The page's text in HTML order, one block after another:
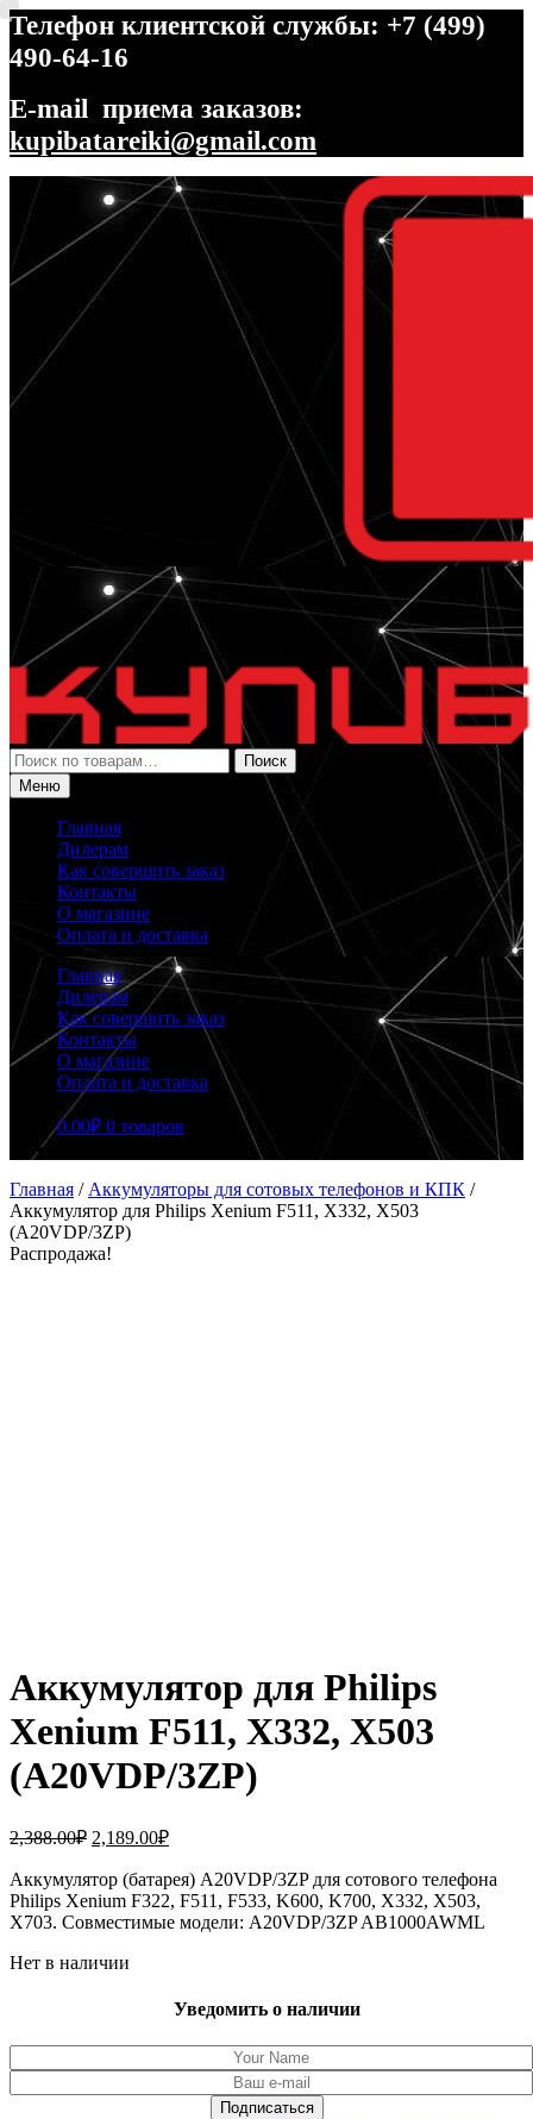
Телефон клиентской службы: +7 (499)
490-64-16
E-mail приема заказов:
kupibatareiki@gmail.com
Перейти
навигации
Перейти
содержимому
Искать:
Поиск
Меню
Главная
Дилерам
Как совершить заказ
Контакты
О магазине
Оплата и доставка
Главная
Дилерам
Как совершить заказ
Контакты
О магазине
Оплата и доставка
0.00₽ 0 товаров
Главная / Аккумуляторы для сотовых телефонов и КПК /
Аккумулятор для Philips Xenium F511, X332, X503
(A20VDP/3ZP)
Распродажа!
Аккумулятор для Philips
Xenium F511, X332, X503
(A20VDP/3ZP)
2,388.00₽ Первоначальная
составляла
2,388.00₽.
2,189.00₽Текущая
2,189.00₽.
Аккумулятор (батарея) A20VDP/3ZP для сотового телефона
Philips Xenium F322, F511, F533, K600, K700, X332, X503,
X703. Совместимые модели: A20VDP/3ZP AB1000AWML
Нет в наличии
Уведомить о наличии